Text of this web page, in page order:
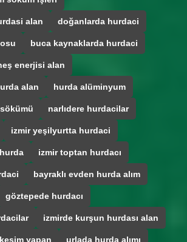
alan doğanlarda hurdaci
buca kaynaklarda hurdaci
enerjisi alan
alan hurda alüminyum
narlıdere hurdacilar
izmir yeşilyurtta hurdaci
izmir toptan hurdacı
bayraklı evden hurda alım
göztepede hurdacı
izmirde kurşun hurdası alan
yapan urlada hurda alımı